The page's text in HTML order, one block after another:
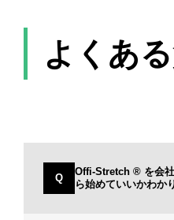
よくあ
Q
Offi-Stretch ® を会
ら始めていいかわか